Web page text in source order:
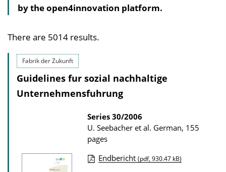
by the open4innovation platform.
There are 5014 results.
Fabrik der Zukunft
Guidelines fur sozial nachhaltige
Unternehmensfuhrung
Series 30/2006
U. Seebacher et al. German, 155
pages
Endbericht (pdf, 930.47 kB)